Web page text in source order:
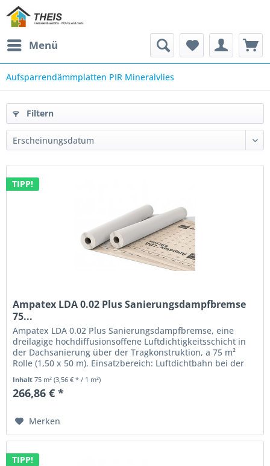
Menü
Aufsparrendämmplatten PIR Mineralvlies
Filtern
TIPP!
Ampatex LDA 0.02 Plus Sanierungsdampfbremse
75...
Ampatex LDA 0.02 Plus Sanierungsdampfbremse, eine
dreilagige hochdiffusionsoffene Luftdichtigkeitsschicht in
der Dachsanierung über der Tragkonstruktion, a 75 m²
Rolle (1,50 x 50 m). Einsatzbereich: Luftdichtbahn bei der
Dachsanierung...
Inhalt75 m²(3,56 € * / 1 m²)
266,86 € *
Merken
TIPP!